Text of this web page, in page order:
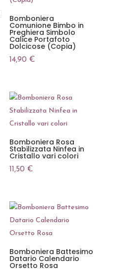
Bomboniera
Comunione Bimbo in
Preghiera Simbolo
Calice Portafoto
Dolcicose (Copia)
14,90€
Bomboniera Rosa
Stabilizzata Ninfea in
Cristallo vari colori
11,50€
Bomboniera Battesimo
Datario Calendario
Orsetto Rosa